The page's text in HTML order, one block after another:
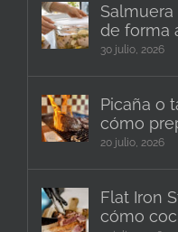
de forma
30 julio, 2026
Picaña o
cómo
20 julio, 2026
Flat Iron
cómo